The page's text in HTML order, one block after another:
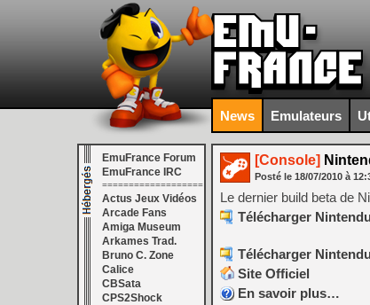
News Emulateurs
EmuFrance Forum
EmuFrance IRC
===================
Actus Jeux Vidéos
Arcade Fans
Amiga Museum
Arkames Trad.
Bruno C. Zone
Calice
CBSata
CPS2Shock
[Console]
Posté le 18/07/2010 à
Le dernier build beta de
Télécharger
Télécharger
Site Officiel
En savoir plus…